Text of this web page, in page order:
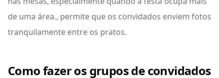
de uma área., permite que os convidados enviem fotos
tranquilamente entre os pratos.
Como fazer os grupos de convidados